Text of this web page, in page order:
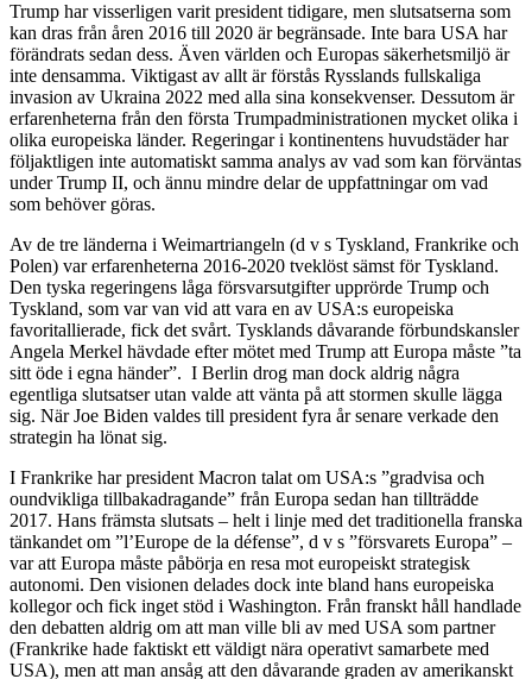
Trump har visserligen varit president tidigare, men slutsatserna som
kan dras från åren 2016 till 2020 är begränsade. Inte bara USA har
förändrats sedan dess. Även världen och Europas säkerhetsmiljö är
inte densamma. Viktigast av allt är förstås Rysslands fullskaliga
invasion av Ukraina 2022 med alla sina konsekvenser. Dessutom är
erfarenheterna från den första Trumpadministrationen mycket olika i
olika europeiska länder. Regeringar i kontinentens huvudstäder har
följaktligen inte automatiskt samma analys av vad som kan förväntas
under Trump II, och ännu mindre delar de uppfattningar om vad
som behöver göras.
Av de tre länderna i Weimartriangeln (d v s Tyskland, Frankrike och
Polen) var erfarenheterna 2016-2020 tveklöst sämst för Tyskland.
Den tyska regeringens låga försvarsutgifter upprörde Trump och
Tyskland, som var van vid att vara en av USA:s europeiska
favoritallierade, fick det svårt. Tysklands dåvarande förbundskansler
Angela Merkel hävdade efter mötet med Trump att Europa måste ”ta
sitt öde i egna händer”. I Berlin drog man dock aldrig några
egentliga slutsatser utan valde att vänta på att stormen skulle lägga
sig. När Joe Biden valdes till president fyra år senare verkade den
strategin ha lönat sig.
I Frankrike har president Macron talat om USA:s ”gradvisa och
oundvikliga tillbakadragande” från Europa sedan han tillträdde
2017. Hans främsta slutsats – helt i linje med det traditionella franska
tänkandet om ”l’Europe de la défense”, d v s ”försvarets Europa” –
var att Europa måste påbörja en resa mot europeiskt strategisk
autonomi. Den visionen delades dock inte bland hans europeiska
kollegor och fick inget stöd i Washington. Från franskt håll handlade
den debatten aldrig om att man ville bli av med USA som partner
(Frankrike hade faktiskt ett väldigt nära operativt samarbete med
USA), men att man ansåg att den dåvarande graden av amerikanskt